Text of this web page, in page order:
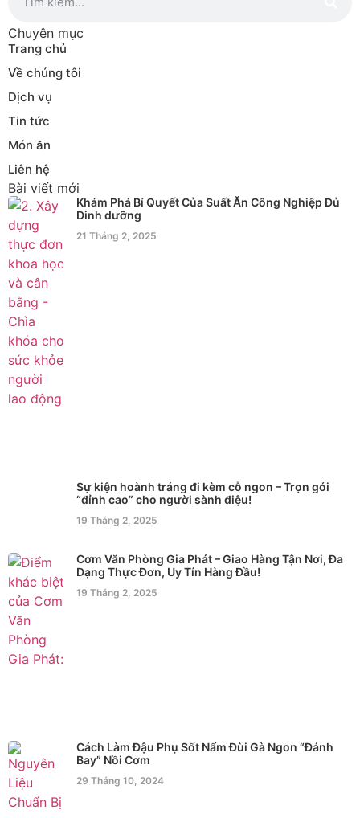
Chuyên mục
Trang chủ
Về chúng tôi
Dịch vụ
Tin tức
Món ăn
Liên hệ
Bài viết mới
Khám Phá Bí Quyết Của Suất Ăn Công Nghiệp Đủ
Dinh dưỡng
21 Tháng 2, 2025
Sự kiện hoành tráng đi kèm cỗ ngon – Trọn gói
“đỉnh cao” cho người sành điệu!
19 Tháng 2, 2025
Cơm Văn Phòng Gia Phát – Giao Hàng Tận Nơi, Đa
Dạng Thực Đơn, Uy Tín Hàng Đầu!
19 Tháng 2, 2025
Cách Làm Đậu Phụ Sốt Nấm Đùi Gà Ngon “Đánh
Bay” Nồi Cơm
29 Tháng 10, 2024